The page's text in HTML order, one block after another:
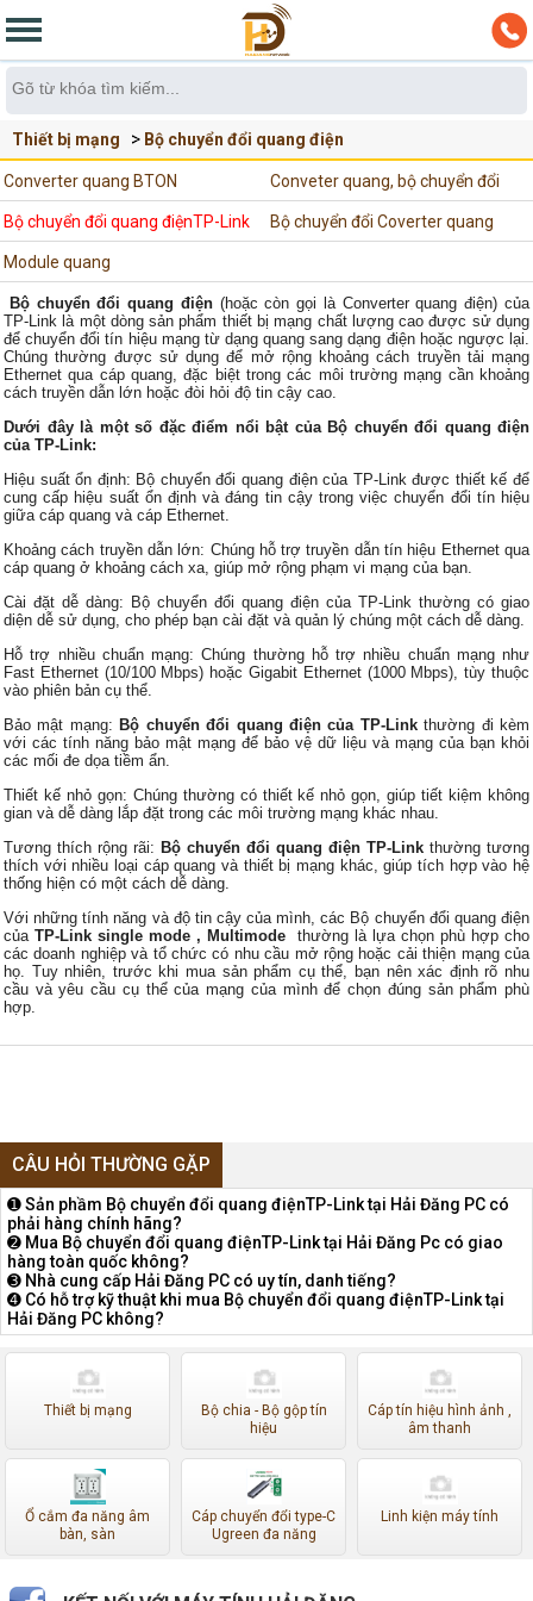
Thiết bị mạng Bộ chuyển đổi quang điện
Bộ chuyển đổi quang điệnTP-Link
Converter quang BTON Conveter quang, bộ chuyển đổi
quang điện Flyin
Bộ chuyển đổi quang điệnTP-Link Bộ chuyển đổi Coverter quang
Module quang
Bộ chuyển đổi quang điện (hoặc còn gọi là Converter quang điện) của
TP-Link là một dòng sản phẩm thiết bị mạng chất lượng cao được sử dụng
để chuyển đổi tín hiệu mạng từ dạng quang sang dạng điện hoặc ngược lại.
Chúng thường được sử dụng để mở rộng khoảng cách truyền tải mạng
Ethernet qua cáp quang, đặc biệt trong các môi trường mạng cần khoảng
cách truyền dẫn lớn hoặc đòi hỏi độ tin cậy cao.
Dưới đây là một số đặc điểm nổi bật của Bộ chuyển đổi quang điện
của TP-Link:
Hiệu suất ổn định: Bộ chuyển đổi quang điện của TP-Link được thiết kế để
cung cấp hiệu suất ổn định và đáng tin cậy trong việc chuyển đổi tín hiệu
giữa cáp quang và cáp Ethernet.
Khoảng cách truyền dẫn lớn: Chúng hỗ trợ truyền dẫn tín hiệu Ethernet qua
cáp quang ở khoảng cách xa, giúp mở rộng phạm vi mạng của bạn.
Cài đặt dễ dàng: Bộ chuyển đổi quang điện của TP-Link thường có giao
diện dễ sử dụng, cho phép bạn cài đặt và quản lý chúng một cách dễ dàng.
Hỗ trợ nhiều chuẩn mạng: Chúng thường hỗ trợ nhiều chuẩn mạng như
Fast Ethernet (10/100 Mbps) hoặc Gigabit Ethernet (1000 Mbps), tùy thuộc
vào phiên bản cụ thể.
Bảo mật mạng: Bộ chuyển đổi quang điện của TP-Linkthường đi kèm
với các tính năng bảo mật mạng để bảo vệ dữ liệu và mạng của bạn khỏi
các mối đe dọa tiềm ẩn.
Thiết kế nhỏ gọn: Chúng thường có thiết kế nhỏ gọn, giúp tiết kiệm không
gian và dễ dàng lắp đặt trong các môi trường mạng khác nhau.
Tương thích rộng rãi: Bộ chuyển đổi quang điện TP-Link thường tương
thích với nhiều loại cáp quang và thiết bị mạng khác, giúp tích hợp vào hệ
thống hiện có một cách dễ dàng.
Với những tính năng và độ tin cậy của mình, các Bộ chuyển đổi quang điện
củaTP-Link single mode , Multimode thường là lựa chọn phù hợp cho
các doanh nghiệp và tổ chức có nhu cầu mở rộng hoặc cải thiện mạng của
họ. Tuy nhiên, trước khi mua sản phẩm cụ thể, bạn nên xác định rõ nhu
cầu và yêu cầu cụ thể của mạng của mình để chọn đúng sản phẩm phù
hợp.
CÂU HỎI THƯỜNG GẶP
➊ Sản phầm Bộ chuyển đổi quang điệnTP-Link tại Hải Đăng PC có
phải hàng chính hãng?
➋ Mua Bộ chuyển đổi quang điệnTP-Link tại Hải Đăng Pc có giao
hàng toàn quốc không?
➌ Nhà cung cấp Hải Đăng PC có uy tín, danh tiếng?
➍ Có hỗ trợ kỹ thuật khi mua Bộ chuyển đổi quang điệnTP-Link tại
Hải Đăng PC không?
Thiết bị mạng
Bộ chia - Bộ gộp tín
hiệu
Cáp tín hiệu hình ảnh ,
âm thanh
Ổ cắm đa năng âm
bàn, sàn
Cáp chuyển đổi type-C
Ugreen đa năng
Linh kiện máy tính